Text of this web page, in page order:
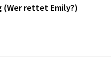
(Wer rettet Emily?)